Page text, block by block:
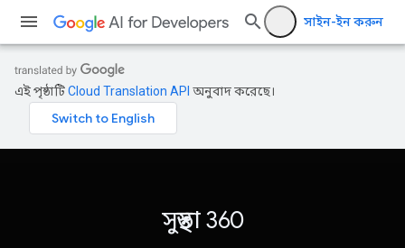
সাইন-ইন করুন
এই পৃষ্ঠাটিCloud Translation API অনুবাদ করেছে।
সুস্থতা 360